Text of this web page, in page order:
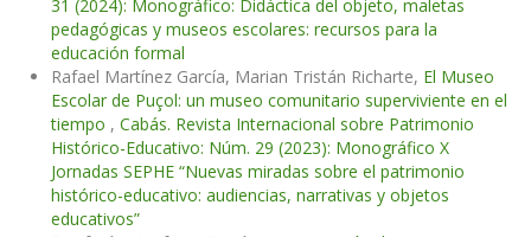
31 (2024): Monográfico: Didáctica del objeto, maletas
pedagógicas y museos escolares: recursos para la
educación formal
Rafael Martínez García, Marian Tristán Richarte, El Museo
Escolar de Puçol: un museo comunitario superviviente en el
tiempo , Cabás. Revista Internacional sobre Patrimonio
Histórico-Educativo: Núm. 29 (2023): Monográfico X
Jornadas SEPHE “Nuevas miradas sobre el patrimonio
histórico-educativo: audiencias, narrativas y objetos
educativos”